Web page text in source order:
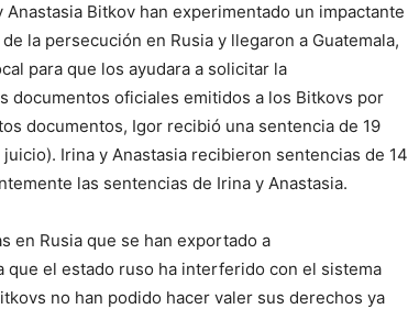
Bitkov han experimentado un impactante
la persecución en Rusia y llegaron a Guatemala,
para que los ayudara a solicitar la
documentos oficiales emitidos a los Bitkovs por
documentos, Igor recibió una sentencia de 19
Irina y Anastasia recibieron sentencias de 14
las sentencias de Irina y Anastasia.
en Rusia que se han exportado a
que el estado ruso ha interferido con el sistema
no han podido hacer valer sus derechos ya